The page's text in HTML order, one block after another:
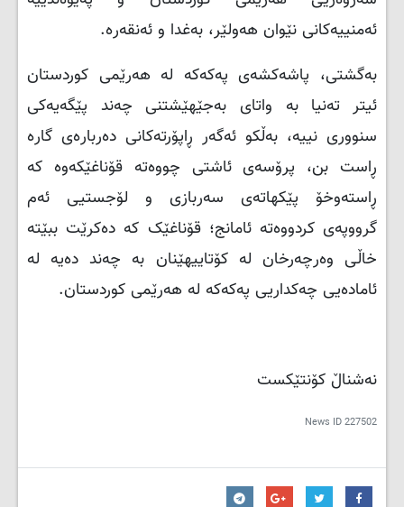
ئەمنییەکانی نێوان هەولێر، بەغدا و ئەنقەرە.
بەگشتی، پاشەکشەی پەکەکە لە هەرێمی کوردستان
ئیتر تەنیا بە واتای بەجێهێشتنی چەند پێگەیەکی
سنووری نییە، بەڵکو ئەگەر ڕاپۆرتەکانی دەربارەی گارە
ڕاست بن، پرۆسەی ئاشتی چووەتە قۆناغێکەوە کە
ڕاستەوخۆ پێکهاتەی سەربازی و لۆجستیی ئەم
گرووپەی کردووەتە ئامانج؛ قۆناغێک کە دەکرێت ببێتە
خاڵی وەرچەرخان لە کۆتاییهێنان بە چەند دەیە لە
ئامادەیی چەکداریی پەکەکە لە هەرێمی کوردستان.
نەشناڵ کۆنتێکست
News ID227502